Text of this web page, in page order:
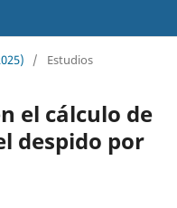
/ Estudios
el cálculo de
despido por